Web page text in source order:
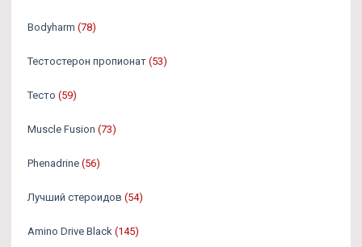
Bodyharm (78)
Тестостерон пропионат (53)
Тесто (59)
Muscle Fusion (73)
Phenadrine (56)
Лучший стероидов (54)
Amino Drive Black (145)